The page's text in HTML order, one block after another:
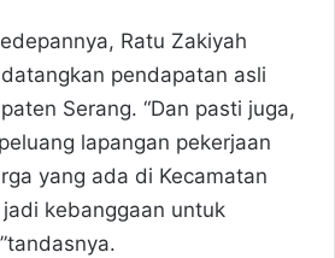
Ratu Zakiyah
pendapatan asli
Serang. “Dan pasti juga,
lapangan pekerjaan
yang ada di Kecamatan
kebanggaan untuk